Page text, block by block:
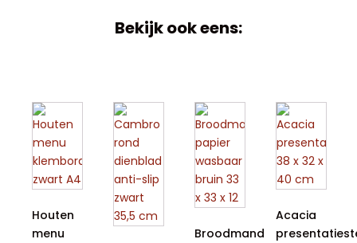
Bekijk ook eens:
Houten
menu
Broodmand
Acacia